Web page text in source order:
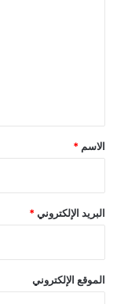
*
الاسم *
البريد الإلكتروني *
الموقع الإلكتروني